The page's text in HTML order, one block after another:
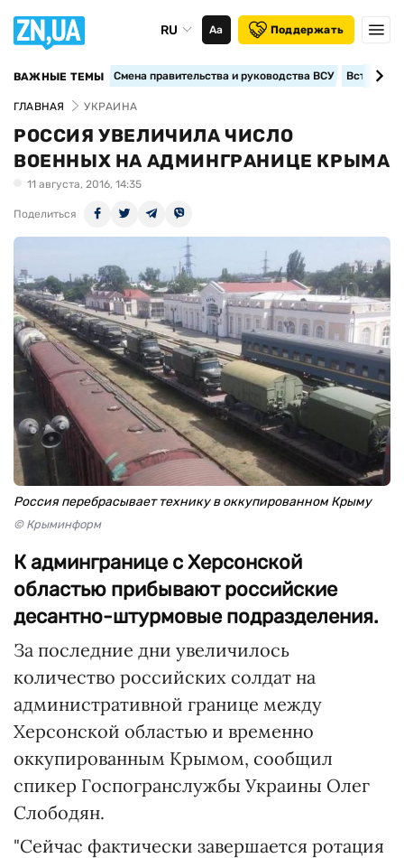
RU Аа Поддержать
ВАЖНЫЕ ТЕМЫ Смена правительства и руководства ВСУ
ГЛАВНАЯ УКРАИНА
РОССИЯ УВЕЛИЧИЛА ЧИСЛО
ВОЕННЫХ НА АДМИНГРАНИЦЕ КРЫМА
11 августа, 2016, 14:35
Поделиться
Россия перебрасывает технику в оккупированном Крыму
© Крыминформ
К админгранице с Херсонской
областью прибывают российские
десантно-штурмовые подразделения.
За последние дни увеличилось
количество российских солдат на
административной границе между
Херсонской областью и временно
оккупированным Крымом, сообщил
спикер Госпогранслужбы Украины Олег
Слободян.
"Сейчас фактически завершается ротация